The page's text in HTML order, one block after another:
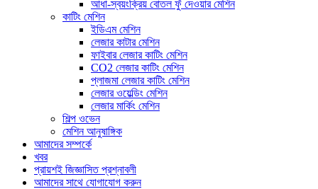
আধা-স্বয়ংক্রিয় বোতল ফুঁ দেওয়ার মেশিন
কাটিং মেশিন
ইডিএম মেশিন
লেজার কাটার মেশিন
ফাইবার লেজার কাটিং মেশিন
CO2 লেজার কাটিং মেশিন
প্লাজমা লেজার কাটিং মেশিন
লেজার ওয়েল্ডিং মেশিন
লেজার মার্কিং মেশিন
শিল্প ওভেন
মেশিন আনুষাঙ্গিক
আমাদের সম্পর্কে
খবর
প্রায়শই জিজ্ঞাসিত প্রশ্নাবলী
আমাদের সাথে যোগাযোগ করুন